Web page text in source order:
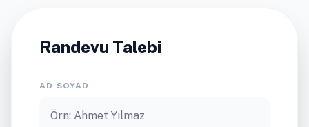
Randevu Talebi
AD SOYAD